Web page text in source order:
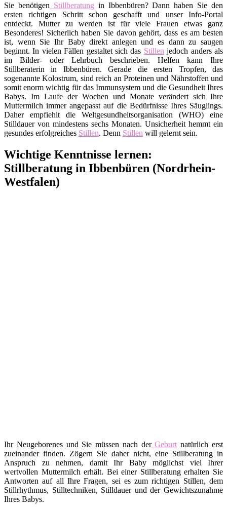
Sie benötigen Stillberatung in Ibbenbüren? Dann haben Sie den
ersten richtigen Schritt schon geschafft und unser Info-Portal
entdeckt. Mutter zu werden ist für viele Frauen etwas ganz
Besonderes! Sicherlich haben Sie davon gehört, dass es am besten
ist, wenn Sie Ihr Baby direkt anlegen und es dann zu saugen
beginnt. In vielen Fällen gestaltet sich das Stillen jedoch anders als
im Bilder- oder Lehrbuch beschrieben. Helfen kann Ihre
Stillberaterin in Ibbenbüren. Gerade die ersten Tropfen, das
sogenannte Kolostrum, sind reich an Proteinen und Nährstoffen und
somit enorm wichtig für das Immunsystem und die Gesundheit Ihres
Babys. Im Laufe der Wochen und Monate verändert sich Ihre
Muttermilch immer angepasst auf die Bedürfnisse Ihres Säuglings.
Daher empfiehlt die Weltgesundheitsorganisation (WHO) eine
Stilldauer von mindestens sechs Monaten. Unsicherheit hemmt ein
gesundes erfolgreiches Stillen. Denn Stillen will gelernt sein.
Wichtige Kenntnisse lernen:
Stillberatung in Ibbenbüren (Nordrhein-
Westfalen)
Ihr Neugeborenes und Sie müssen nach derGeburt natürlich erst
zueinander finden. Zögern Sie daher nicht, eine Stillberatung in
Anspruch zu nehmen, damit Ihr Baby möglichst viel Ihrer
wertvollen Muttermilch erhält. Bei einer Stillberatung erhalten Sie
Antworten auf all Ihre Fragen, sei es zum richtigen Stillen, dem
Stillrhythmus, Stilltechniken, Stilldauer und der Gewichtszunahme
Ihres Babys.